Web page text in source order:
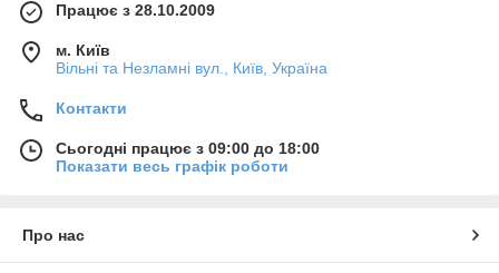
Працює з 28.10.2009
м. Київ
Вільні та Незламні вул., Київ, Україна
Контакти
Сьогодні працює з 09:00 до 18:00
Показати весь графік роботи
Про нас